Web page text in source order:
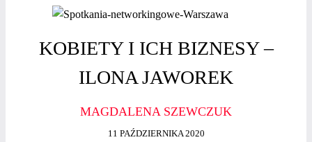
KOBIETY I ICH BIZNESY –
ILONA JAWOREK
MAGDALENA SZEWCZUK
11 PAŹDZIERNIKA 2020